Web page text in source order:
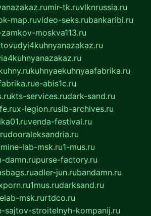
mir-tk.ruvlknrussia.ru
map.ruvideo-seks.rubankaribi.ru
moskva113.ru
tovudyi4kuhnyanazakaz.ru
kuhnyaekuhnyaafabrika.ru
e-abis1c.ru
kts-services.rudark-sand.ru
x-legion.rusib-archives.ru
venda-festival.ru
dooraleksandria.ru
mine-lab-msk.ru1-mus.ru
damn.rupurse-factory.ru
adler-jun.rubandamn.ru
1mus.rudarksand.ru
msk.rurtdco.ru
sajtov-stroitelnyh-kompanij.ru